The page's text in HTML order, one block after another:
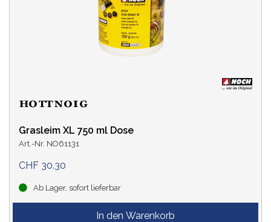
Grasleim XL 750 ml Dose
Art.-Nr. NO61131
CHF 30.30
Ab Lager, sofort lieferbar